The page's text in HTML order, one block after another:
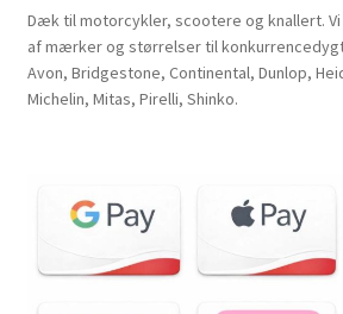
Dæk til motorcykler, scootere og knallert.
af mærker og størrelser til
Avon, Bridgestone, Continental, Dunlop,
Michelin, Mitas, Pirelli, Shinko.